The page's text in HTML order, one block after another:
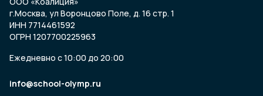
г.Москва, ул Воронцово Поле, д. 16 стр. 1
ИНН 7714461592
ОГРН 1207700225963
Ежедневно с 10:00 до 20:00
info@school-olymp.ru